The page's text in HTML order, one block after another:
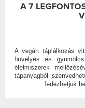
A 7
A vegán táplálkozás
hüvelyes és
élelmiszerek
tápanyagból
fedezhetjük